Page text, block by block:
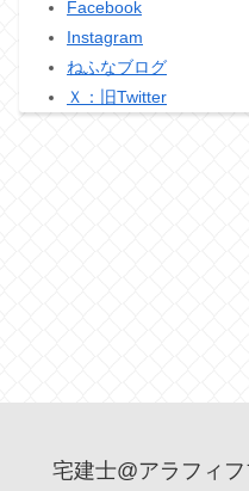
Facebook
Instagram
ねふなブログ
Ｘ：旧Twitter
宅建士@アラフィ